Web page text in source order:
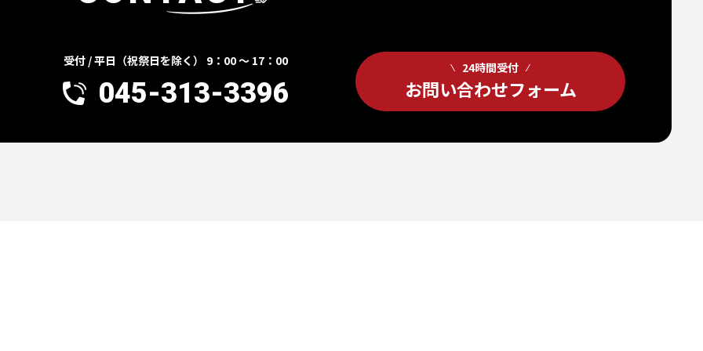
受付 / 平日（祝祭日を除く） 9：00 ～ 17：00
045-313-3396
24時間受付
お問い合わせフォーム